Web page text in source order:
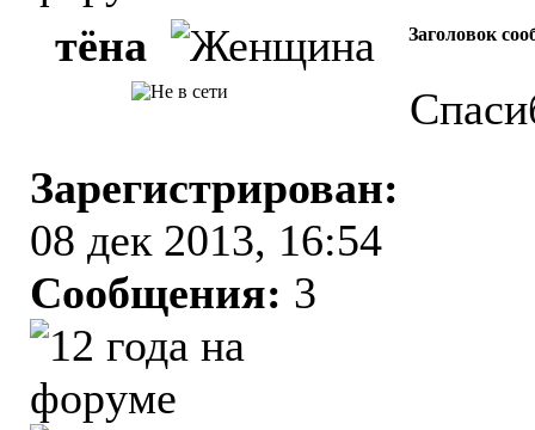
тёна Заголовок
Зарегистрирован:
08 дек 2013, 16:54
Сообщения: 3